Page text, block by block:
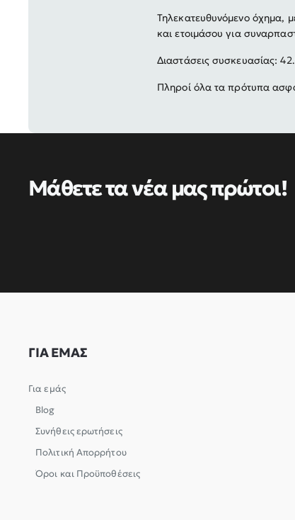
Τηλεκατευθυνόμενο όχημα,
και ετοιμάσου για
Διαστάσεις συσκευασίας:
Πληροί όλα τα πρότυπα
Μάθετε τα νέα μας πρώτοι!
ΓΙΑ ΕΜΑΣ
Για εμάς
Blog
Συνήθεις ερωτήσεις
Πολιτική Απορρήτου
Όροι και Προϋποθέσεις